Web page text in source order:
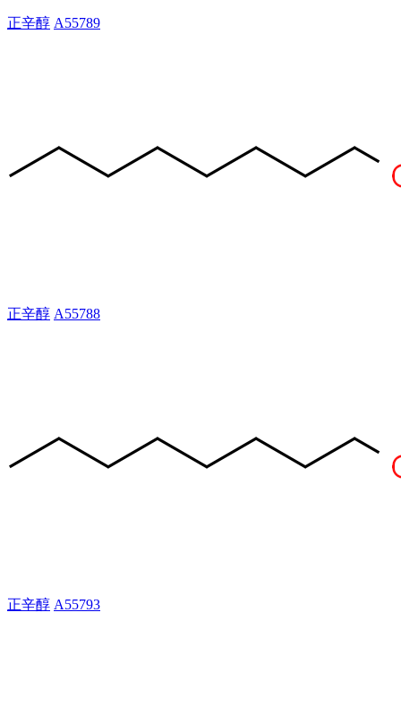
正辛醇 A55789
正辛醇 A55788
正辛醇 A55793